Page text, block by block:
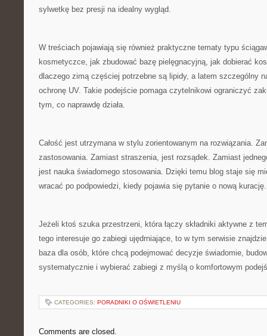
sylwetkę bez presji na idealny wygląd.
W treściach pojawiają się również praktyczne tematy typu
kosmetyczce, jak zbudować bazę pielęgnacyjną, jak dobierać
dlaczego zimą częściej potrzebne są lipidy, a latem szczególny
ochronę UV. Takie podejście pomaga czytelnikowi ograniczyć
tym, co naprawdę działa.
Całość jest utrzymana w stylu zorientowanym na rozwiązania.
zastosowania. Zamiast straszenia, jest rozsądek. Zamiast
jest nauka świadomego stosowania. Dzięki temu blog staje się
wracać po podpowiedzi, kiedy pojawia się pytanie o nową kurację.
Jeżeli ktoś szuka przestrzeni, która łączy składniki aktywne z
tego interesuje go zabiegi ujędrniające, to w tym serwisie
baza dla osób, które chcą podejmować decyzje świadomie,
systematycznie i wybierać zabiegi z myślą o komfortowym
CATEGORIES: PORADNIKI O OŚWIETLENIU
Comments are closed.